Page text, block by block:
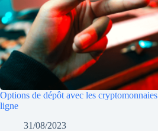
Options de dépôt avec les
ligne
31/08/2023